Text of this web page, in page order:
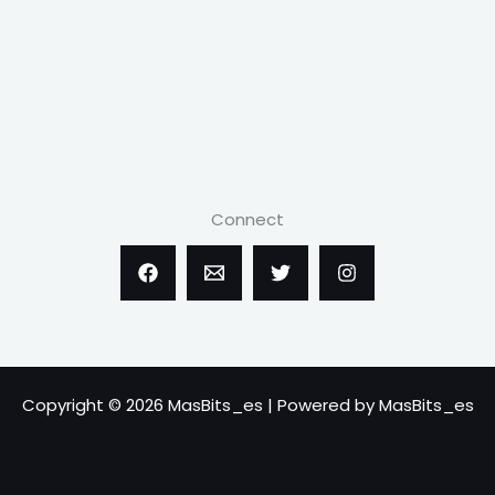
Connect
Copyright © 2026 MasBits_es | Powered by MasBits_es